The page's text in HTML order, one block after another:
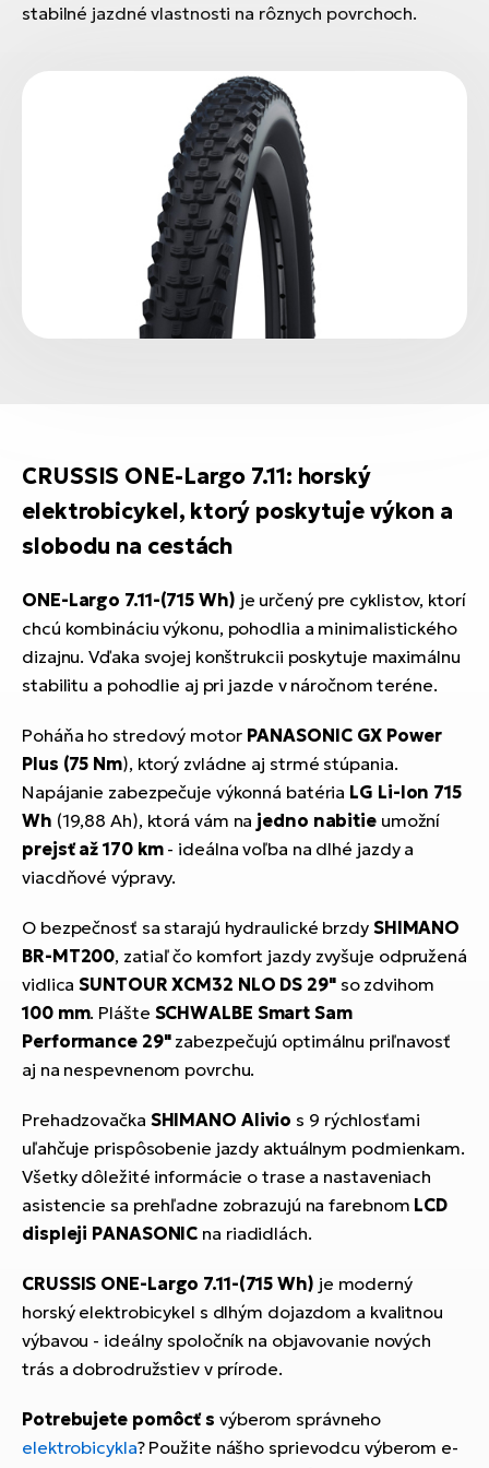
stabilné jazdné vlastnosti na rôznych povrchoch.
CRUSSIS ONE-Largo 7.11: horský
elektrobicykel, ktorý poskytuje výkon a
slobodu na cestách
ONE-Largo 7.11-(715 Wh) je určený pre cyklistov, ktorí
chcú kombináciu výkonu, pohodlia a minimalistického
dizajnu. Vďaka svojej konštrukcii poskytuje maximálnu
stabilitu a pohodlie aj pri jazde v náročnom teréne.
Poháňa ho stredový motor PANASONIC GX Power
Plus (75 Nm), ktorý zvládne aj strmé stúpania.
Napájanie zabezpečuje výkonná batéria LG Li-Ion 715
Wh (19,88 Ah), ktorá vám na jedno nabitieumožní
prejsť až 170 km- ideálna voľba na dlhé jazdy a
viacdňové výpravy.
O bezpečnosť sa starajú hydraulické brzdy SHIMANO
BR-MT200, zatiaľ čo komfort jazdy zvyšuje odpružená
vidlicaSUNTOUR XCM32 NLO DS 29"so zdvihom
100 mm. Plášte SCHWALBE Smart Sam
Performance 29"zabezpečujú optimálnu priľnavosť
aj na nespevnenom povrchu.
Prehadzovačka SHIMANO Alivio s 9 rýchlosťami
uľahčuje prispôsobenie jazdy aktuálnym podmienkam.
Všetky dôležité informácie o trase a nastaveniach
asistencie sa prehľadne zobrazujú na farebnom LCD
displeji PANASONIC na riadidlách.
CRUSSIS ONE-Largo 7.11-(715 Wh) je moderný
horský elektrobicykel s dlhým dojazdom a kvalitnou
výbavou - ideálny spoločník na objavovanie nových
trás a dobrodružstiev v prírode.
Potrebujete pomôcť s výberom správneho
elektrobicykla? Použite nášho sprievodcu výberom e-